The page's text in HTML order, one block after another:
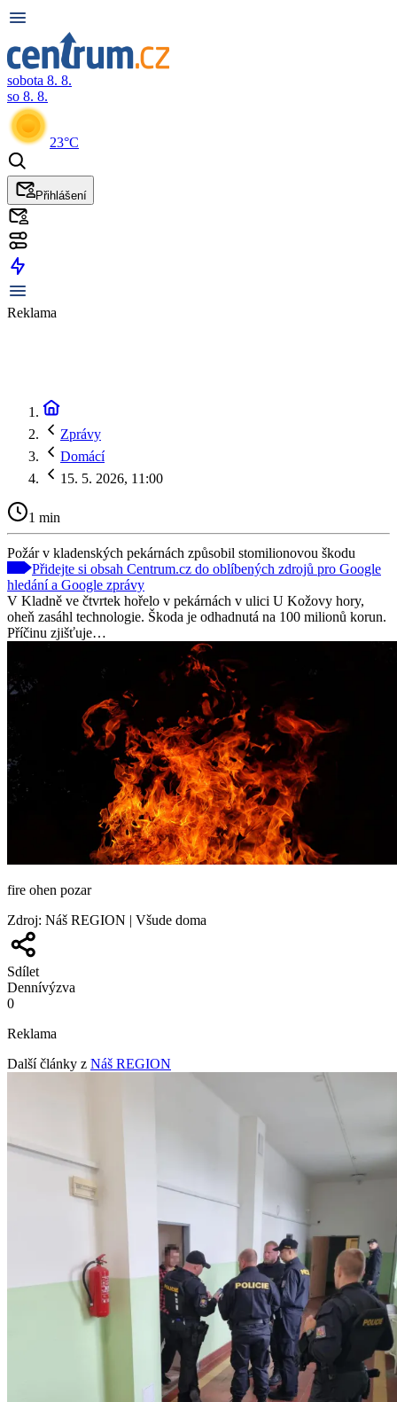
sobota 8. 8.
so 8. 8.
23°C
Přihlášení
Reklama
Zprávy
Domácí
15. 5. 2026, 11:00
1 min
Požár v kladenských pekárnách způsobil stomilionovou škodu
Přidejte si obsah Centrum.cz do oblíbených zdrojů pro Google
hledání a Google zprávy
V Kladně ve čtvrtek hořelo v pekárnách v ulici U Kožovy hory,
oheň zasáhl technologie. Škoda je odhadnutá na 100 milionů korun.
Příčinu zjišťuje…
fire ohen pozar
Zdroj: Náš REGION | Všude doma
Sdílet
Dennívýzva
0
Reklama
Další články z Náš REGION